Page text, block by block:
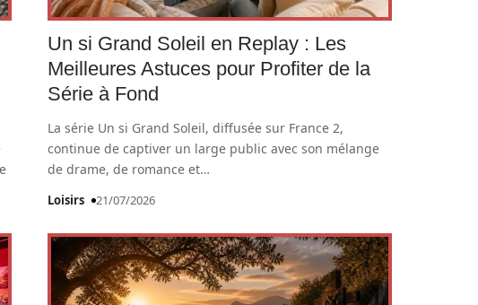
Un si Grand Soleil en Replay : Les
Meilleures Astuces pour Profiter de la
Série à Fond
La série Un si Grand Soleil, diffusée sur France 2,
continue de captiver un large public avec son mélange
de drame, de romance et…
Loisirs 21/07/2026